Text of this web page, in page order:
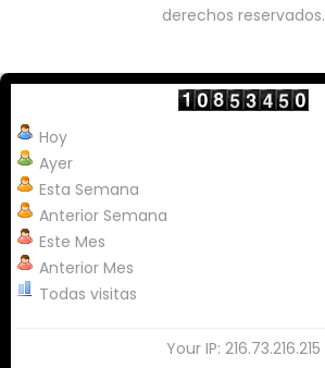
derechos reservados.
Hoy
Ayer
Esta Semana
Anterior Semana
Este Mes
Anterior Mes
Todas visitas
Your IP: 216.73.216.215